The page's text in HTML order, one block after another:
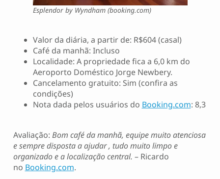
Esplendor by Wyndham (booking.com)
Valor da diária, a partir de: R$604 (casal)
Café da manhã: Incluso
Localidade: A propriedade fica a 6,0 km do
Aeroporto Doméstico Jorge Newbery.
Cancelamento gratuito: Sim (confira as
condições)
Nota dada pelos usuários do Booking.com: 8,3
Avaliação: Bom café da manhã, equipe muito atenciosa
e sempre disposta a ajudar , tudo muito limpo e
organizado e a localização central. – Ricardo
no Booking.com.